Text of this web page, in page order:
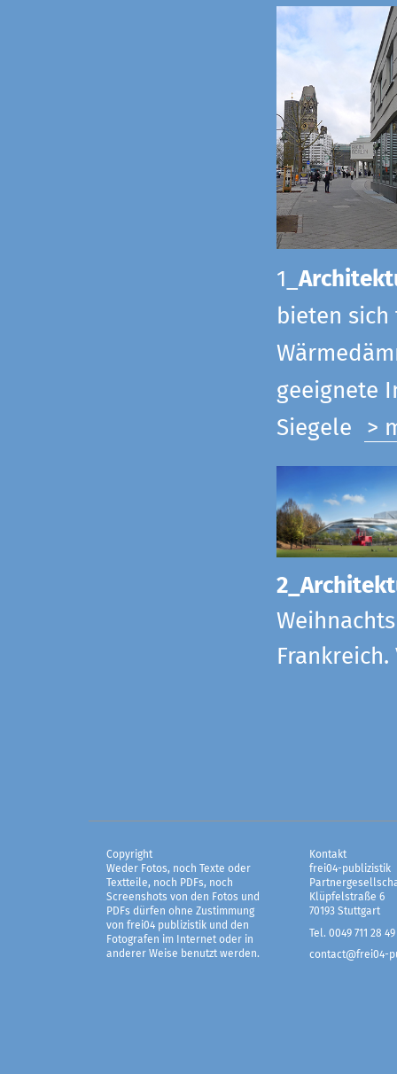
1_
bieten
geeignete
Siegele >
Copyright
Weder Fotos, noch Texte oder
Textteile, noch PDFs, noch
Screenshots von den Fotos und
PDFs dürfen ohne Zustimmung
von frei04 publizistik und den
Fotografen im Internet oder in
anderer Weise benutzt werden.
Kontakt
frei04-publizistik
Klüpfelstraße 6
70193 Stuttgart
Tel. 0049 711 28 49
contact@frei04-